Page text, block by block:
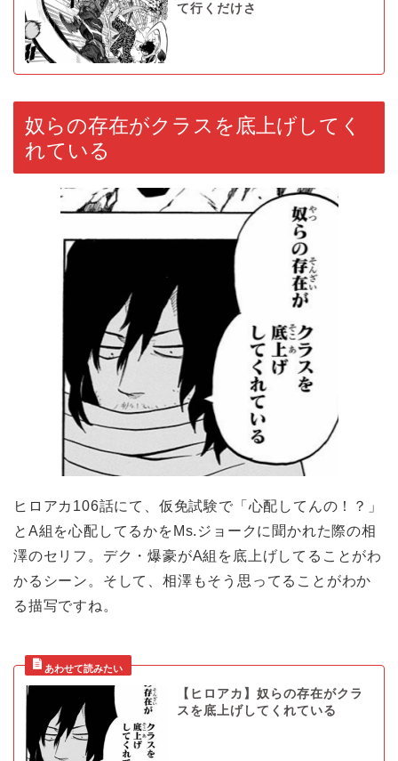
て行くだけさ
奴らの存在がクラスを底上げしてく
れている
ヒロアカ106話にて、仮免試験で「心配してんの！？」
とA組を心配してるかをMs.ジョークに聞かれた際の相
澤のセリフ。デク・爆豪がA組を底上げしてることがわ
かるシーン。そして、相澤もそう思ってることがわか
る描写ですね。
【ヒロアカ】奴らの存在がクラ
スを底上げしてくれている